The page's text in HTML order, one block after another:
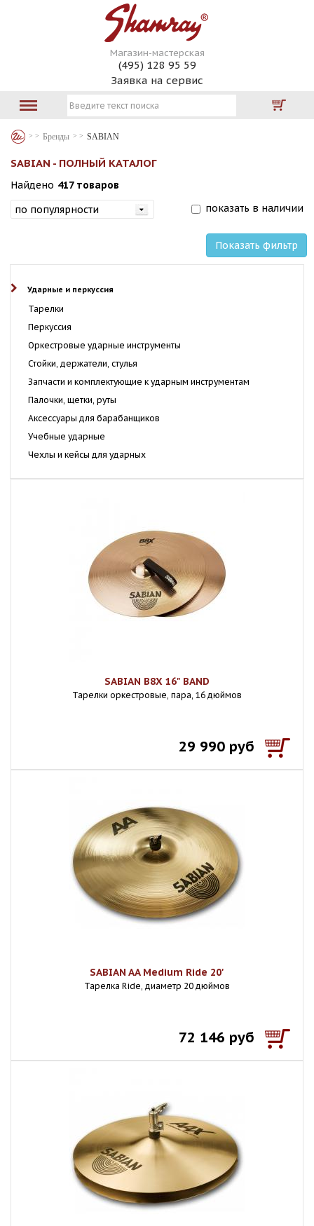
Магазин-мастерская
(495) 128 95 59
Заявка на сервис
Бренды SABIAN
SABIAN - ПОЛНЫЙ КАТАЛОГ
Найдено 417 товаров
показать в наличии
Показать фильтр
Ударные и перкуссия
Тарелки
Перкуссия
Оркестровые ударные инструменты
Стойки, держатели, стулья
Запчасти и комплектующие к ударным инструментам
Палочки, щетки, руты
Аксессуары для барабанщиков
Учебные ударные
Чехлы и кейсы для ударных
SABIAN B8X 16" BAND
Тарелки оркестровые, пара, 16 дюймов
29 990 руб
SABIAN AA Medium Ride 20'
Тарелка Ride, диаметр 20 дюймов
72 146 руб